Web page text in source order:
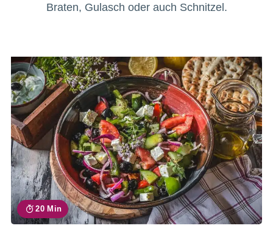
Braten, Gulasch oder auch Schnitzel.
20 Min